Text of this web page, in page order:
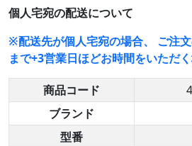
個人宅宛の配送について
※配送先が個人宅宛の場合、 ご注
まで+3営業日ほどお時間をいただ
商品コード
ブランド
型番